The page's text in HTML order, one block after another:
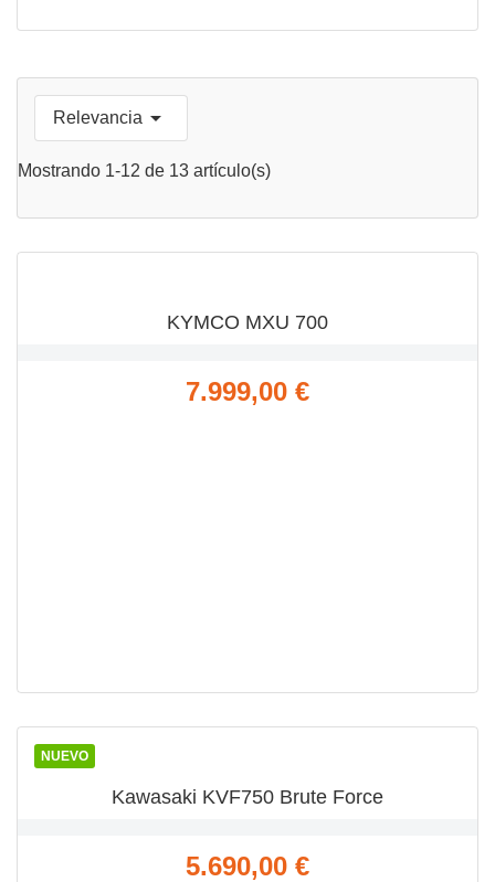
Relevancia 
Mostrando 1-12 de 13 artículo(s)
VISTA RÁPIDA
KYMCO MXU 700
Precio
7.999,00 €
NUEVO
VISTA RÁPIDA
Kawasaki KVF750 Brute Force
Precio
5.690,00 €